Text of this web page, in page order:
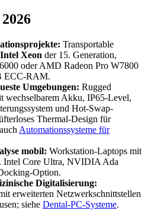
Transportable
Intel Xeon der 15. Generation,
oder AMD Radeon Pro W7800
ECC-RAM.
Umgebungen: Rugged
wechselbarem Akku, IP65-Level,
und Hot-Swap-
Thermal-Design für
Automationssysteme für
mobil: Workstation-Laptops mit
Intel Core Ultra, NVIDIA Ada
Option.
Digitalisierung:
erweiterten Netzwerkschnittstellen
siehe Dental-PC-Systeme.